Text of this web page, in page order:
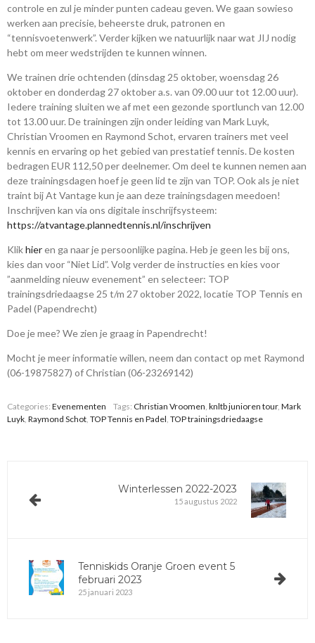
controle en zul je minder punten cadeau geven. We gaan sowieso
werken aan precisie, beheerste druk, patronen en
“tennisvoetenwerk”. Verder kijken we natuurlijk naar wat JIJ nodig
hebt om meer wedstrijden te kunnen winnen.
We trainen drie ochtenden (dinsdag 25 oktober, woensdag 26
oktober en donderdag 27 oktober a.s. van 09.00 uur tot 12.00 uur).
Iedere training sluiten we af met een gezonde sportlunch van 12.00
tot 13.00 uur. De trainingen zijn onder leiding van Mark Luyk,
Christian Vroomen en Raymond Schot, ervaren trainers met veel
kennis en ervaring op het gebied van prestatief tennis. De kosten
bedragen EUR 112,50 per deelnemer. Om deel te kunnen nemen aan
deze trainingsdagen hoef je geen lid te zijn van TOP. Ook als je niet
traint bij At Vantage kun je aan deze trainingsdagen meedoen!
Inschrijven kan via ons digitale inschrijfsysteem:
https://atvantage.plannedtennis.nl/inschrijven
Klikhieren ga naar je persoonlijke pagina. Heb je geen les bij ons,
kies dan voor “Niet Lid”. Volg verder de instructies en kies voor
”aanmelding nieuw evenement” en selecteer: TOP
trainingsdriedaagse 25 t/m 27 oktober 2022, locatie TOP Tennis en
Padel (Papendrecht)
Doe je mee? We zien je graag in Papendrecht!
Mocht je meer informatie willen, neem dan contact op met Raymond
(06-19875827) of Christian (06-23269142)
Categories: Evenementen Tags: Christian Vroomen knltb junioren tour, Mark
Luyk Raymond Schot TOP Tennis en Padel TOP trainingsdriedaagse
Winterlessen 2022-2023
15 augustus 2022
Tenniskids Oranje Groen event 5
februari 2023
25 januari 2023